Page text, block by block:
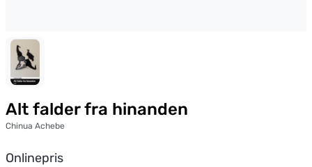
Alt falder fra hinanden
Chinua Achebe
Onlinepris